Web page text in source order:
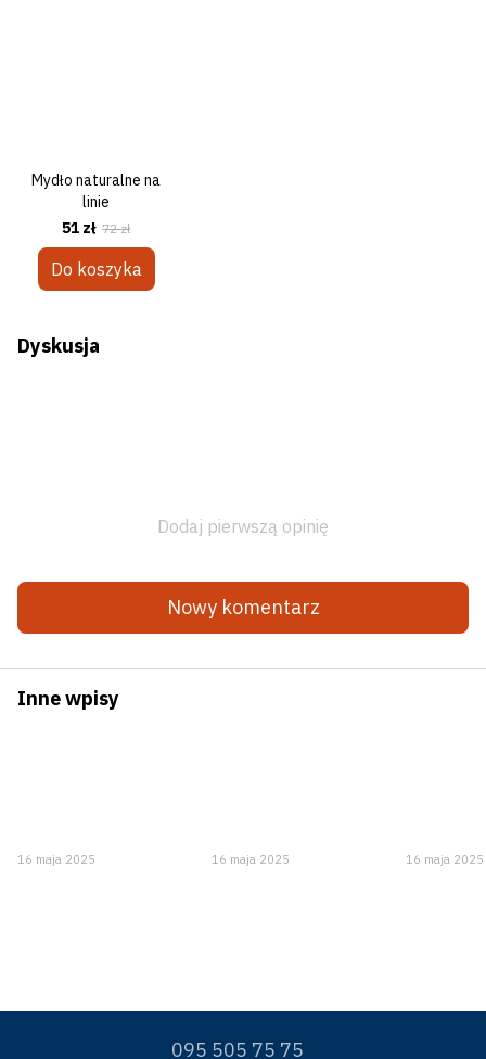
Mydło naturalne na
linie
51 zł 72 zł
Do koszyka
Dyskusja
Dodaj pierwszą opinię
Nowy komentarz
Inne wpisy
16 maja 2025 16 maja 2025 16 maja 2025
095 505 75 75